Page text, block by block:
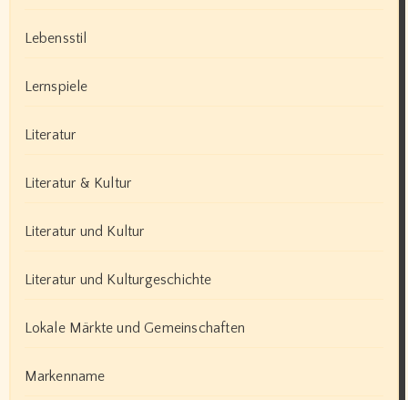
Lebensstil
Lernspiele
Literatur
Literatur & Kultur
Literatur und Kultur
Literatur und Kulturgeschichte
Lokale Märkte und Gemeinschaften
Markenname